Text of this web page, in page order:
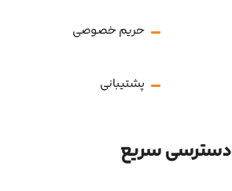
حریم خصوصی
پشتیبانی
دسترسی سریع